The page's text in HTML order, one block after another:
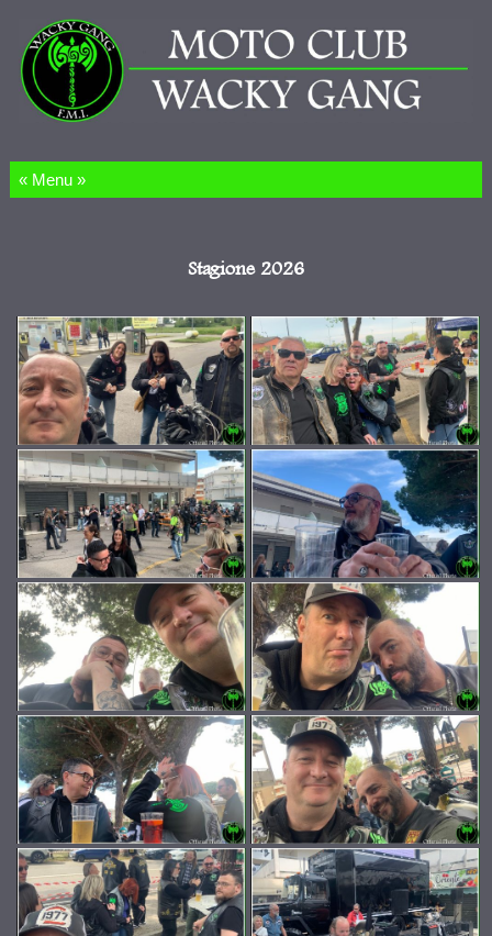
Salta al contenuto
Stagione 2026